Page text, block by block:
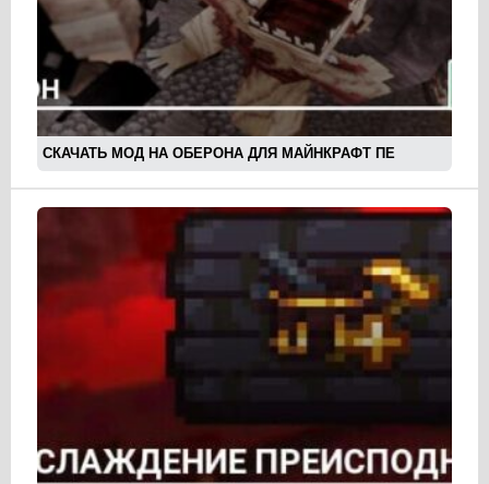
СКАЧАТЬ МОД НА ОБЕРОНА ДЛЯ МАЙНКРАФТ ПЕ